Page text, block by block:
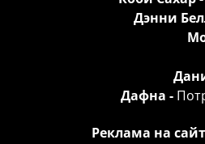
Дэнни
Дафна -
Реклама на